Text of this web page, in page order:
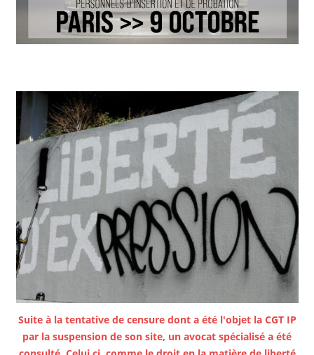
Suite à la tentative de censure dont a été l'objet la CGT IP
par la suspension de son site, un avocat spécialisé a été